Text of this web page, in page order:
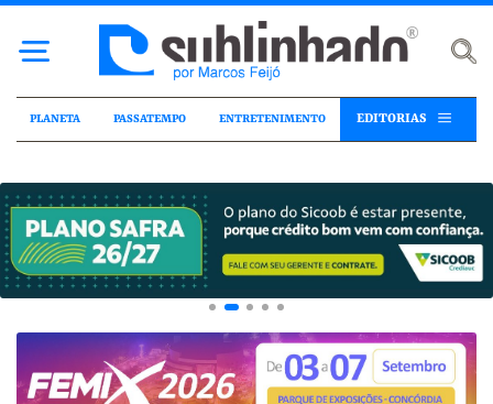
PLANETA PASSATEMPO ENTRETENIMENTO EDITORIAS